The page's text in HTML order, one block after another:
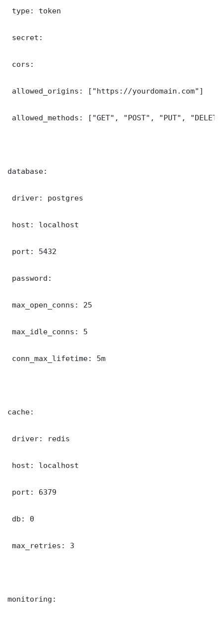
type: token
secret:
cors:
allowed_origins: ["https://yourdomain.com"]
allowed_methods: ["GET", "POST", "PUT",
database:
driver: postgres
host: localhost
port: 5432
password:
max_open_conns: 25
max_idle_conns: 5
conn_max_lifetime: 5m
cache:
driver: redis
host: localhost
port: 6379
db: 0
max_retries: 3
monitoring: